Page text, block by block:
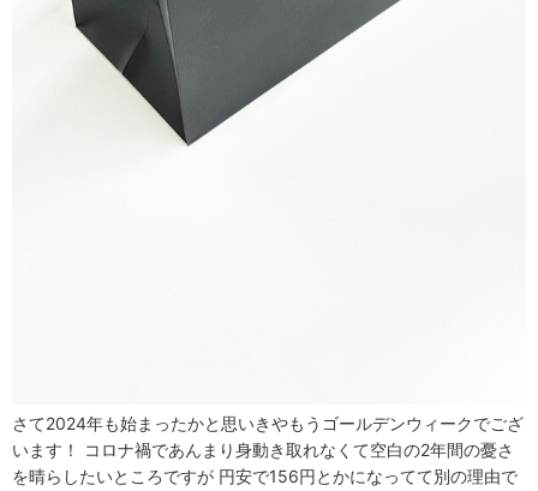
さて2024年も始まったかと思いきやもうゴールデンウィークでござ
います！ コロナ禍であんまり身動き取れなくて空白の2年間の憂さ
を晴らしたいところですが 円安で156円とかになってて別の理由で